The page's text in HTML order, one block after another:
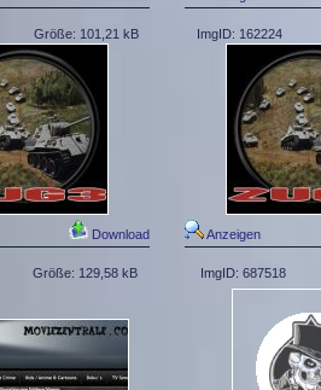
Größe: 101,21 kB
Download
ImgID: 162224
Anzeigen
Größe: 129,58 kB ImgID: 687518